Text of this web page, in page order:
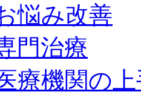
悩み改善
門治療
療機関の